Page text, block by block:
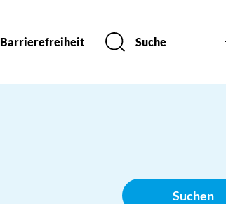
Barrierefreiheit Suche
Suchen